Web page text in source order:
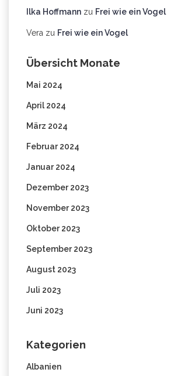
Ilka Hoffmann zu Frei wie ein Vogel
Vera zu Frei wie ein Vogel
Übersicht Monate
Mai 2024
April 2024
März 2024
Februar 2024
Januar 2024
Dezember 2023
November 2023
Oktober 2023
September 2023
August 2023
Juli 2023
Juni 2023
Kategorien
Albanien